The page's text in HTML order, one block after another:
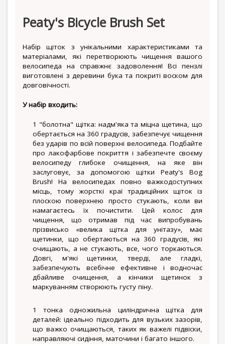
Peaty's Bicycle Brush Set
Набір щіток з унікальними характеристиками та
матеріалами, які перетворюють чищення вашого
велосипеда на справжнє задоволення! Всі пензлі
виготовлені з деревини бука та покриті воском для
довговічності.
У набір входить:
1 "болотна" щітка: надм'яка та міцна щетина, що
обертається на 360 градусів, забезпечує чищення
без ударів по всій поверхні велосипеда. Подбайте
про лакофарбове покриття і забезпечте своєму
велосипеду глибоке очищення, на яке він
заслуговує, за допомогою щітки Peaty's Bog
Brush! На велосипедах повно важкодоступних
місць, тому жорсткі краї традиційних щіток із
плоскою поверхнею просто стукають, коли ви
намагаєтесь їх почистити. Цей колос для
чищення, що отримав під час випробувань
прізвисько «велика щітка для унітазу», має
щетинки, що обертаються на 360 градусів, які
очищають, а не стукають, все, чого торкаються.
Довгі, м'які щетинки, тверді, але гладкі,
забезпечують всебічне ефективне і водночас
дбайливе очищення, а кінчики щетинок з
маркуванням створюють густу піну.
1 тонка одножильна циліндрична щітка для
деталей: ідеально підходить для вузьких зазорів,
що важко очищаються, таких як важелі підвіски,
направляючі сидіння, маточини і багато іншого.